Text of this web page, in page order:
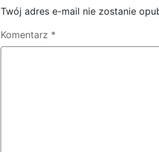
Twój adres e-mail nie zostanie
Komentarz *